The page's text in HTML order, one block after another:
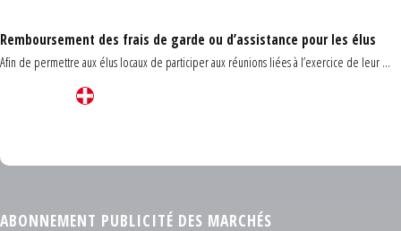
Remboursement des frais de garde ou d’assistance pour les élus
Afin de permettre aux élus locaux de participer aux réunions liées à l’exercice de leur ...
ABONNEMENT PUBLICITÉ DES MARCHÉS